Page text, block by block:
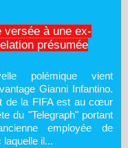
versée à une ex-
présumée
polémique vient
Gianni Infantino.
de la FIFA est au cœur
du "Telegraph" portant
employée de
laquelle il...